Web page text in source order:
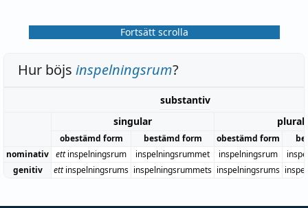
Fortsätt scrolla
Hur böjs inspelningsrum?
substantiv
singular
plural
obestämd form bestämd form obestämd form
nominativ ettinspelningsrum inspelningsrummet inspelningsrum
genitiv
ettinspelningsrums inspelningsrummets inspelningsrums